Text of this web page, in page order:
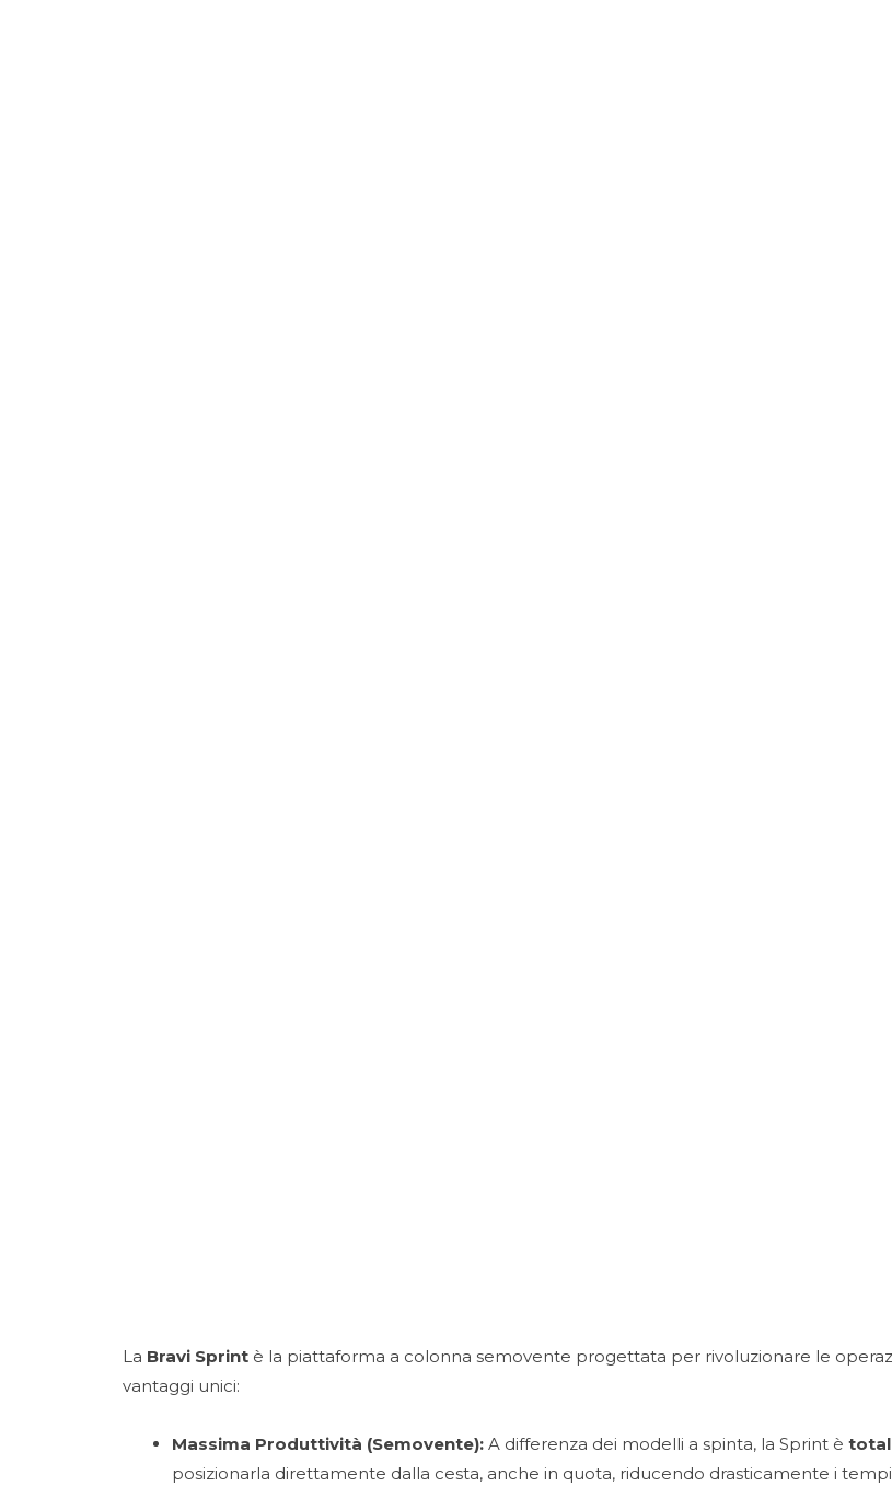
La Bravi Sprint è la piattaforma a colonna semovente progettata per rivoluzionare le
vantaggi unici:
Massima Produttività (Semovente): A differenza dei modelli a spinta, la Sprint è
posizionarla direttamente dalla cesta, anche in quota, riducendo drasticamente i